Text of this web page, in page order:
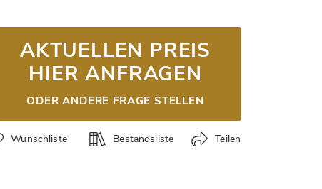
AKTUELLEN PREIS
HIER ANFRAGEN
ODER ANDERE FRAGE STELLEN
Wunschliste Bestandsliste Teilen